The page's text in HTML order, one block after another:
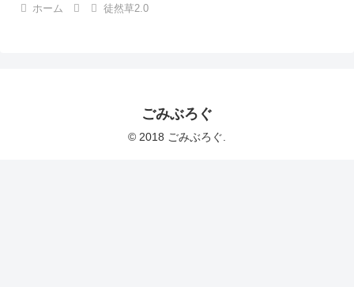
ホーム 徒然草2.0
ごみぶろぐ
© 2018 ごみぶろぐ.